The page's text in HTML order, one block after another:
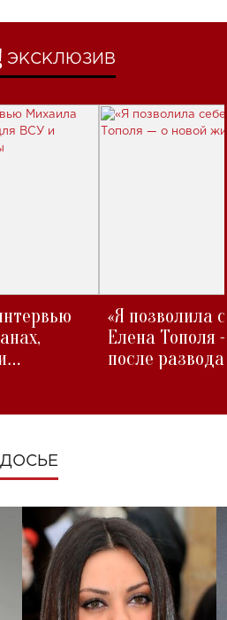
ЭКСКЛЮЗИВ
«Я позволила
Елена Тополя
после развода
ДОСЬЕ